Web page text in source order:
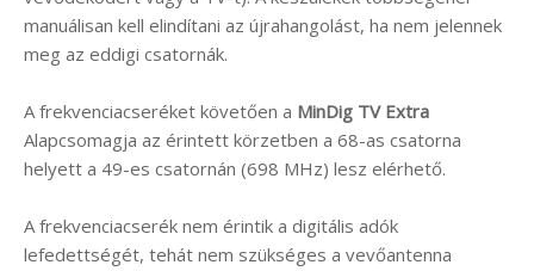
manuálisan kell elindítani az újrahangolást, ha nem jelennek
meg az eddigi csatornák.
A frekvenciacseréket követően a MinDig TV Extra
Alapcsomagja az érintett körzetben a 68-as csatorna
helyett a 49-es csatornán (698 MHz) lesz elérhető.
A frekvenciacserék nem érintik a digitális adók
lefedettségét, tehát nem szükséges a vevőantenna